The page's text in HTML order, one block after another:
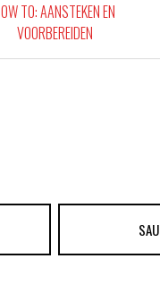
TO: AANSTEKEN EN
VOORBEREIDEN